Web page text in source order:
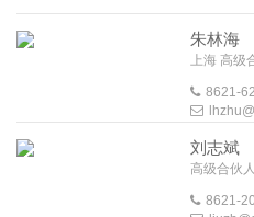
朱林海
上海 高
8621-
刘志斌
高级合伙人
8621-